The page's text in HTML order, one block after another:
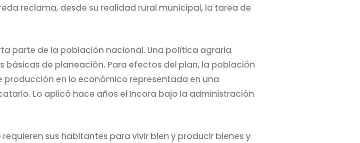
reclama, desde su realidad rural municipal, la tarea de
parte de la población nacional. Una política agraria
de planeación. Para efectos del plan, la población
en lo económico representada en una
Lo aplicó hace años el Incora bajo la administración
sus habitantes para vivir bien y producir bienes y